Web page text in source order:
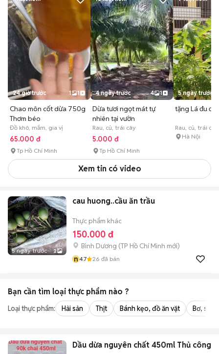
24 giờ trước 1 1
Chao môn cốt dừa 750g
Thơm béo
Đồ khô, mắm, gia vị
65.000 đ
Tp Hồ Chí Minh
4 ngày trước 4 1
Dừa tươi ngọt mát tự
nhiên tại vườn
Rau, củ, trái cây
5.000 đ
Tp Hồ Chí Minh
5 ngày trước
tặng Lá đu đủ
Rau, củ, trái cây
Hà Nội
Xem tin có video
5 ngày trước 2
cau huong..cầu ăn trầu
Thực phẩm khác
150.000 đ
Bình Dương (TP Hồ Chí Minh mới)
n4.7 26 đã bán
Bạn cần tìm loại thực phẩm nào ?
Loại thực phẩm: Hải sản Thịt Bánh kẹo, đồ ăn vặt Bơ,
Dầu dừa nguyên chất 450ml Thủ công